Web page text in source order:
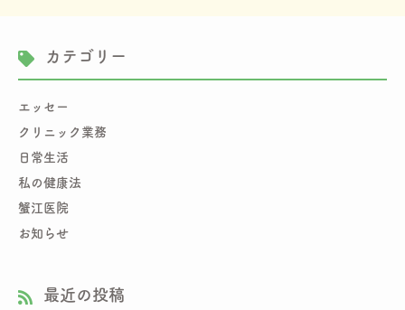
カテゴリー
エッセー
クリニック業務
日常生活
私の健康法
蟹江医院
お知らせ
最近の投稿